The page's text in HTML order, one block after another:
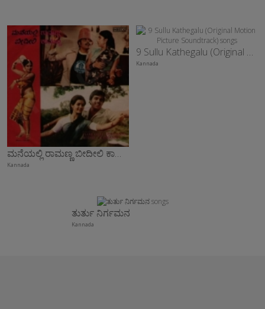
ಮನೆಯಲ್ಲಿ ರಾಮಣ್ಣ ಬೀದೀಲಿ ಕಾಮಣ್ಣ
Kannada
9 Sullu Kathegalu (Original Motion Picture Soundtrack)
Kannada
ತುರ್ತು ನಿರ್ಗಮನ
Kannada